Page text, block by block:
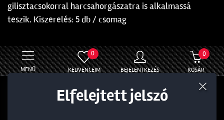
gilisztacsokorral harcsahorgászatra is alkalmassá
teszik. Kiszerelés: 5 db / csomag
MENÜ
0
KEDVENCEIM BEJELENTKEZÉS
0
KOSÁR
Információ
Elfelejtett jelszó